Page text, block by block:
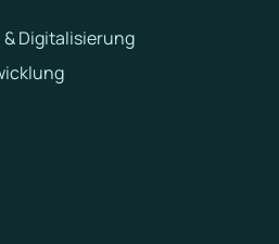
& Digitalisierung